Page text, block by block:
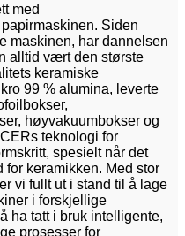
med
Siden
maskinen, har dannelsen
alltid vært den største
keramiske
99 % alumina, leverte
høyvakuumbokser og
teknologi for
spesielt når det
keramikken. Med stor
vi fullt ut i stand til å lage
i forskjellige
ha tatt i bruk intelligente,
prosesser for